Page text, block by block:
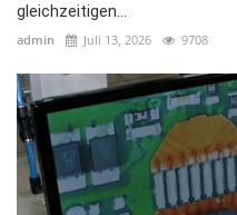
gleichzeitigen...
admin Juli 13, 2026 9708